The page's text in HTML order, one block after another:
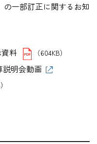
一部訂正に関するお知
資料 （604KB）
明会動画